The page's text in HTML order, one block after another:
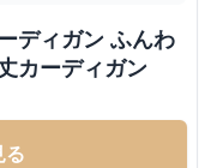
ディガン ふんわ
カーディガン
る